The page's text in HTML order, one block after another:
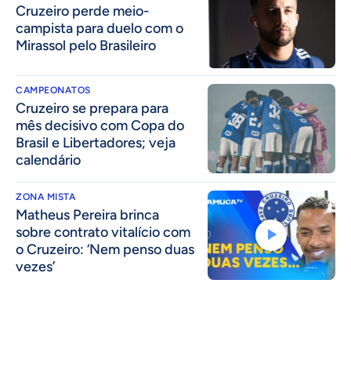
Cruzeiro perde meio-
campista para duelo com o
Mirassol pelo Brasileiro
CAMPEONATOS
Cruzeiro se prepara para
mês decisivo com Copa do
Brasil e Libertadores; veja
calendário
ZONA MISTA
Matheus Pereira brinca
sobre contrato vitalício com
o Cruzeiro: ‘Nem penso duas
vezes’